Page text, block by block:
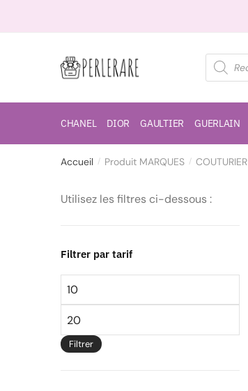
CHANEL DIOR GAULTIER GUERLAIN
Accueil / Produit MARQUES / COUTURIER
Utilisez les filtres ci-dessous :
Filtrer par tarif
Filtrer